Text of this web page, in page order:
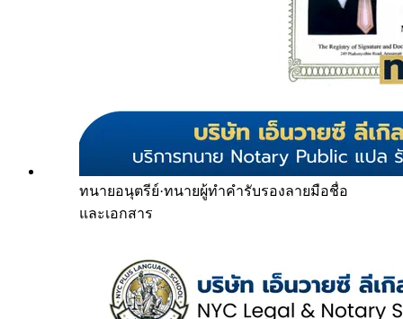
ทนายอนุตรีย์·ทนายผู้ทำคำรับรองลายมือชื่อ
และเอกสาร